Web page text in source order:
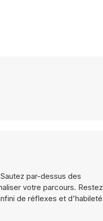
par-dessus des
votre parcours. Restez
de réflexes et d'habileté